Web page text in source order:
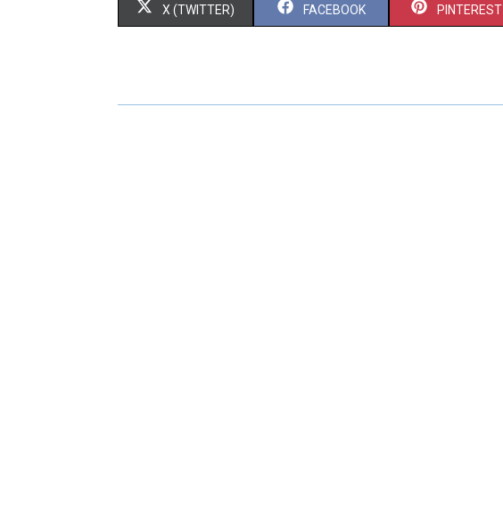
X (TWITTER) FACEBOOK PINTEREST